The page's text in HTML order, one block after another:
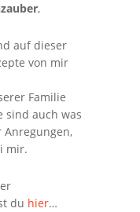
,
auf dieser
von mir
Familie
sind auch was
Anregungen,
mir.
du hier…